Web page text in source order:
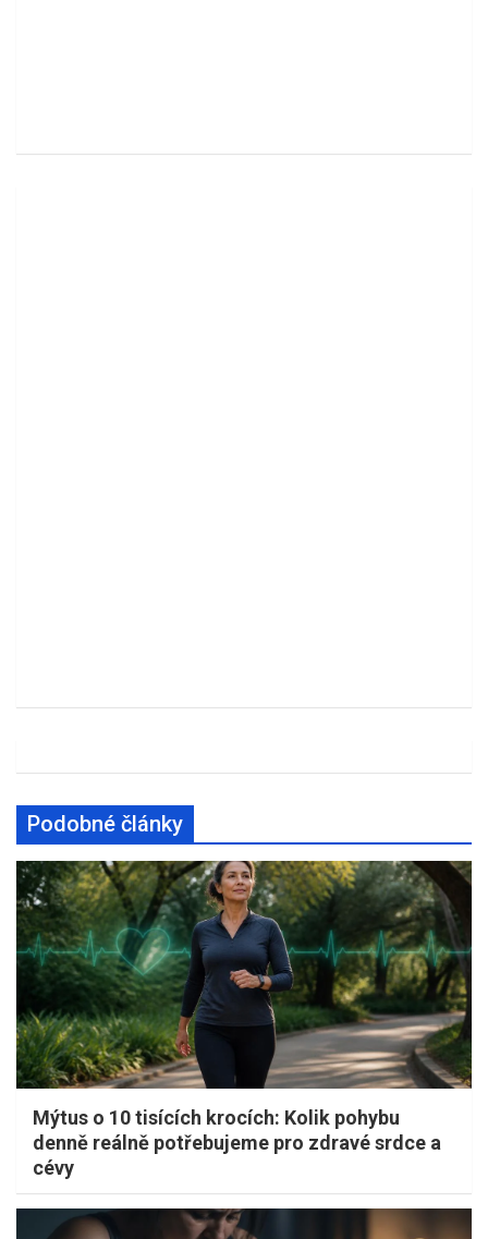
Podobné články
Mýtus o 10 tisících krocích: Kolik pohybu
denně reálně potřebujeme pro zdravé srdce a
cévy